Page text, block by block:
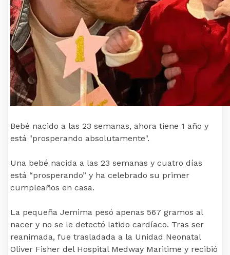
Bebé nacido a las 23 semanas, ahora tiene 1 año y
está "prosperando absolutamente".
Una bebé nacida a las 23 semanas y cuatro días
está “prosperando” y ha celebrado su primer
cumpleaños en casa.
La pequeña Jemima pesó apenas 567 gramos al
nacer y no se le detectó latido cardíaco. Tras ser
reanimada, fue trasladada a la Unidad Neonatal
Oliver Fisher del Hospital Medway Maritime y recibió